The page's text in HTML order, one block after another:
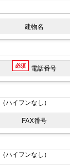
建物名
必須 電話番号
ハイフンなし）
FAX番号
ハイフンなし）